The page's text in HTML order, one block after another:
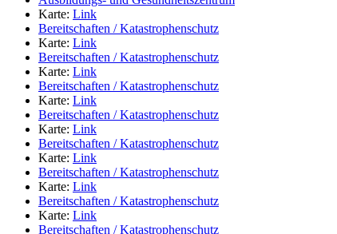
Karte: Link
Bereitschaften / Katastrophenschutz
Karte: Link
Bereitschaften / Katastrophenschutz
Karte: Link
Bereitschaften / Katastrophenschutz
Karte: Link
Bereitschaften / Katastrophenschutz
Karte: Link
Bereitschaften / Katastrophenschutz
Karte: Link
Bereitschaften / Katastrophenschutz
Karte: Link
Bereitschaften / Katastrophenschutz
Karte: Link
Bereitschaften / Katastrophenschutz